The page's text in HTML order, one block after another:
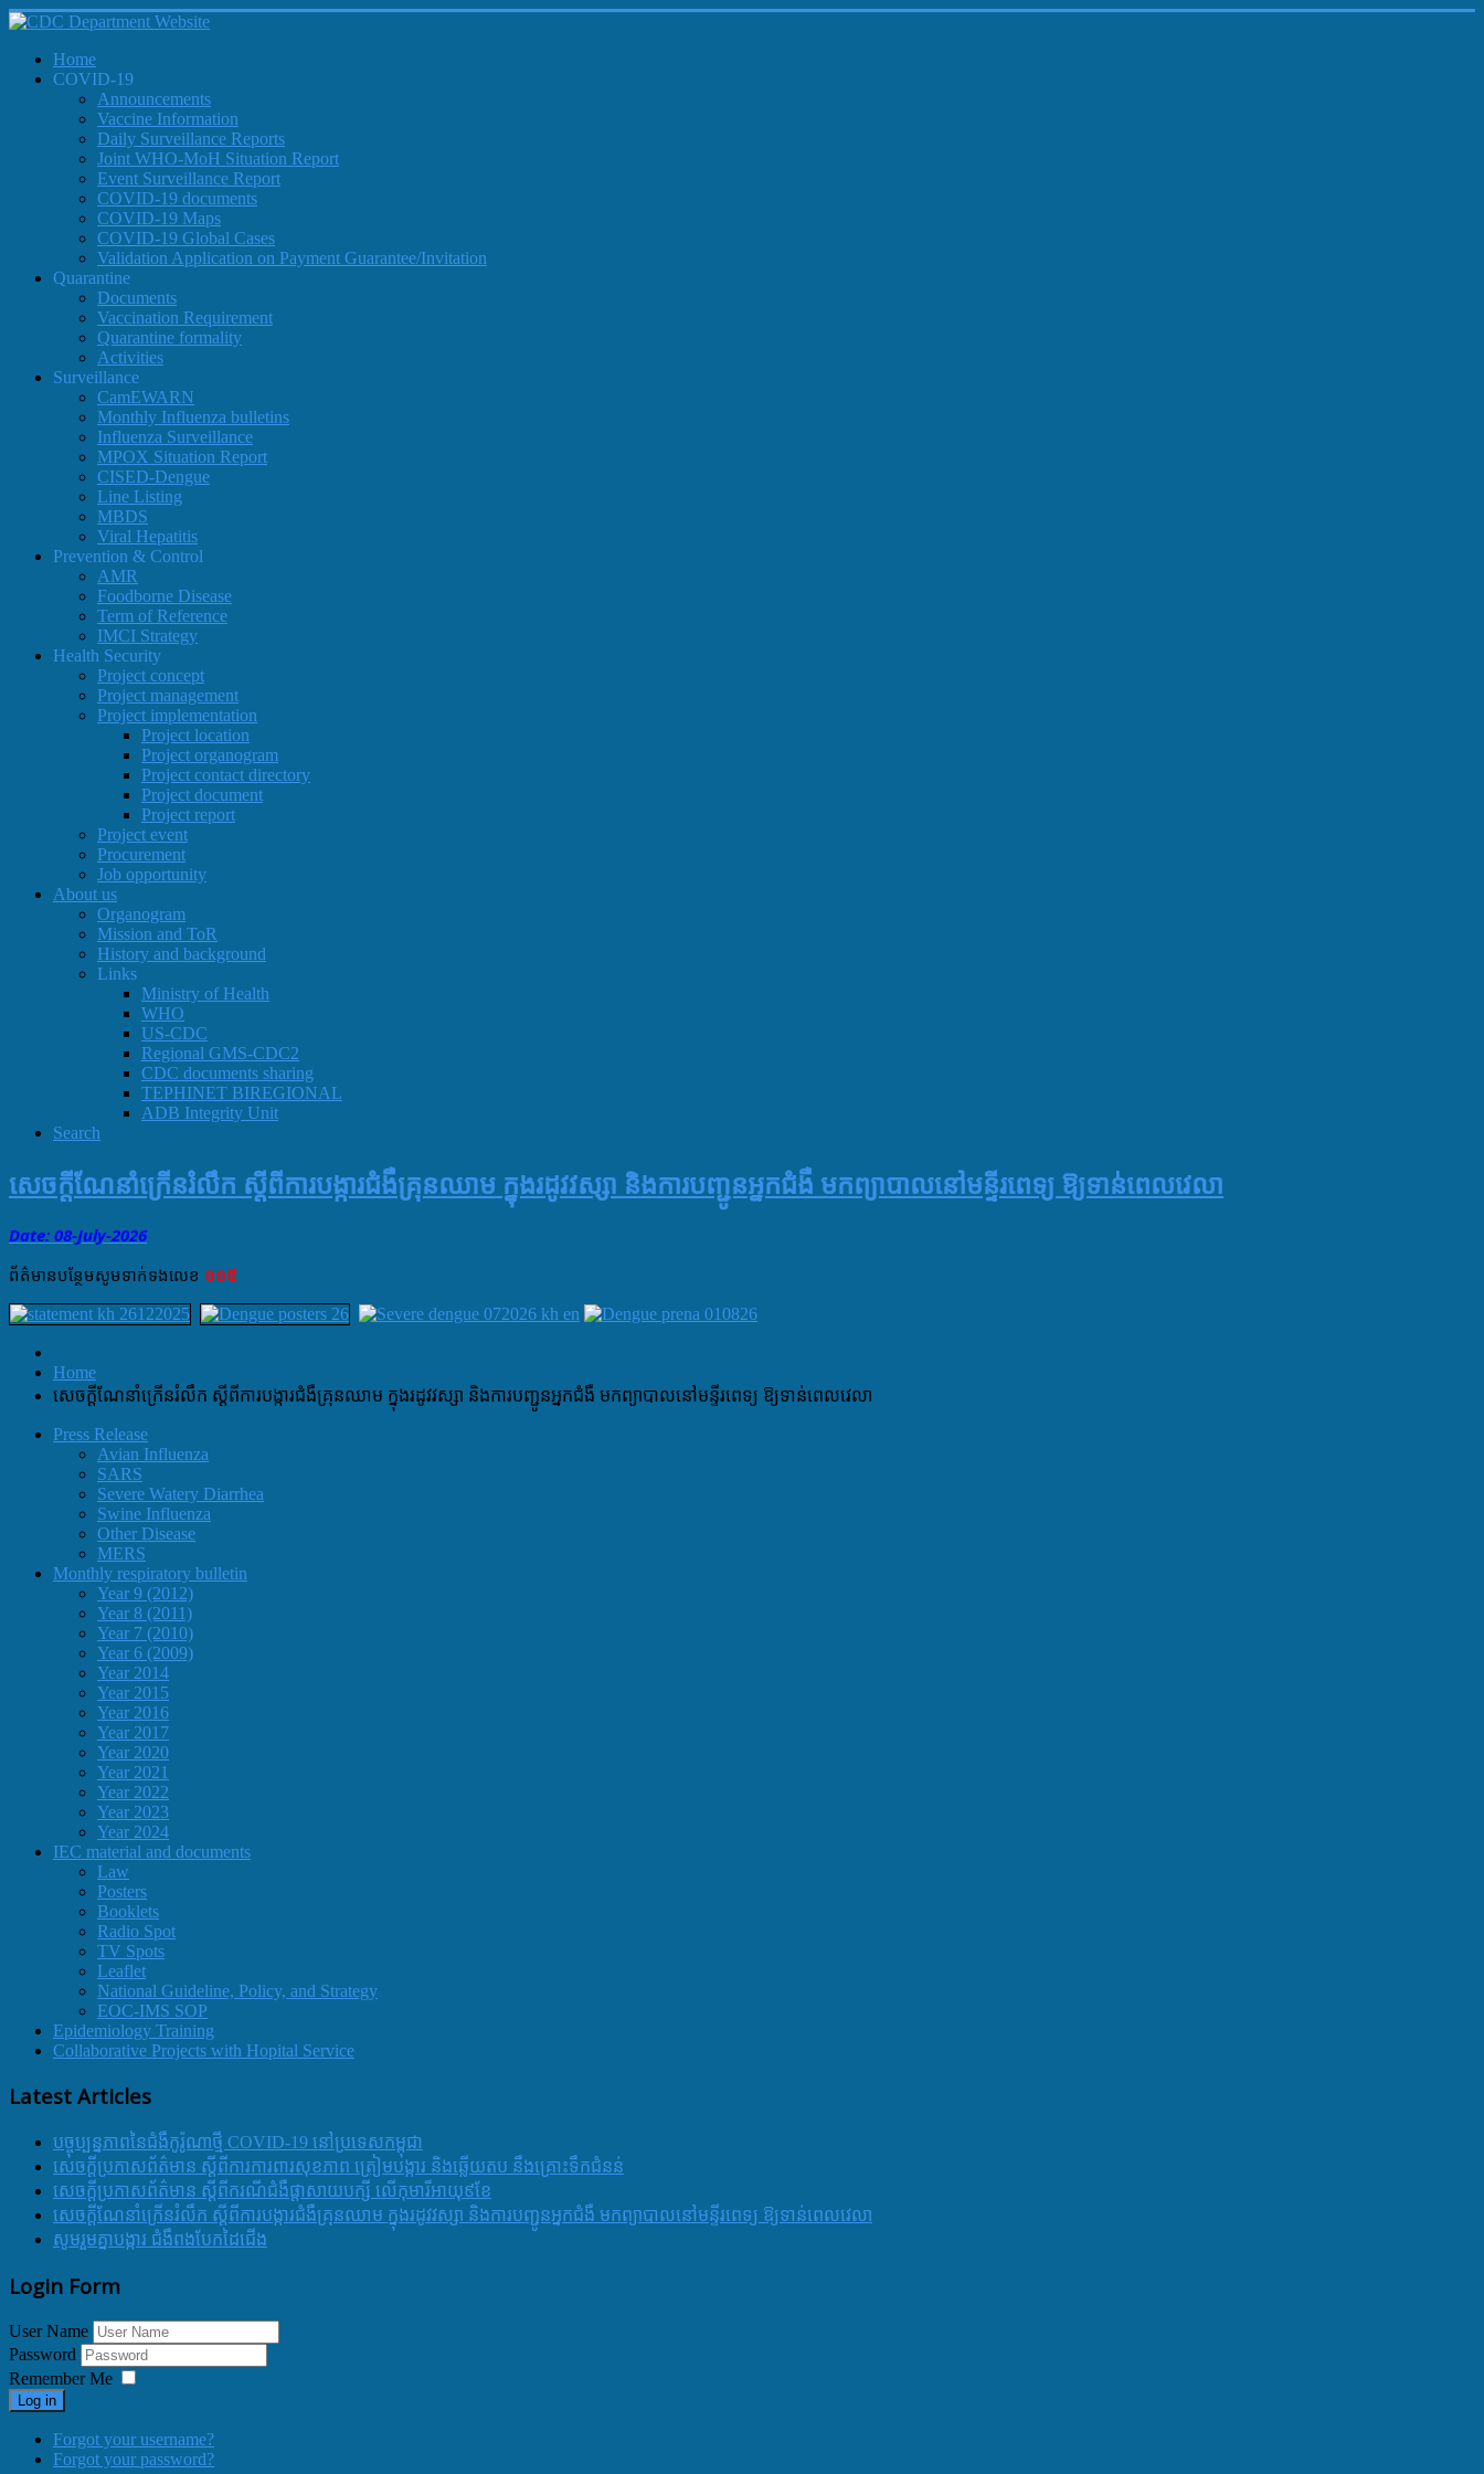
Home
COVID-19
Announcements
Vaccine Information
Daily Surveillance Reports
Joint WHO-MoH Situation Report
Event Surveillance Report
COVID-19 documents
COVID-19 Maps
COVID-19 Global Cases
Validation Application on Payment Guarantee/Invitation
Quarantine
Documents
Vaccination Requirement
Quarantine formality
Activities
Surveillance
CamEWARN
Monthly Influenza bulletins
Influenza Surveillance
MPOX Situation Report
CISED-Dengue
Line Listing
MBDS
Viral Hepatitis
Prevention & Control
AMR
Foodborne Disease
Term of Reference
IMCI Strategy
Health Security
Project concept
Project management
Project implementation
Project location
Project organogram
Project contact directory
Project document
Project report
Project event
Procurement
Job opportunity
About us
Organogram
Mission and ToR
History and background
Links
Ministry of Health
WHO
US-CDC
Regional GMS-CDC2
CDC documents sharing
TEPHINET BIREGIONAL
ADB Integrity Unit
Search
សេចក្ដីណែនាំក្រើនរំលឹក ស្ដីពីការបង្ការជំងឺគ្រុនឈាម ក្នុងរដូវវស្សា និងការបញ្ជូនអ្នកជំងឺ មកព្យាបាលនៅមន្ទីរពេទ្យ ឱ្យទាន់ពេលវេលា
Date: 08-July-2026
ព័ត៌មាន​បន្ថែម​សូម​ទាក់ទង​លេខ​ ១១៥
Home
សេចក្ដីណែនាំក្រើនរំលឹក ស្ដីពីការបង្ការជំងឺគ្រុនឈាម ក្នុងរដូវវស្សា និងការបញ្ជូនអ្នកជំងឺ មកព្យាបាលនៅមន្ទីរពេទ្យ ឱ្យទាន់ពេលវេលា
Press Release
Avian Influenza
SARS
Severe Watery Diarrhea
Swine Influenza
Other Disease
MERS
Monthly respiratory bulletin
Year 9 (2012)
Year 8 (2011)
Year 7 (2010)
Year 6 (2009)
Year 2014
Year 2015
Year 2016
Year 2017
Year 2020
Year 2021
Year 2022
Year 2023
Year 2024
IEC material and documents
Law
Posters
Booklets
Radio Spot
TV Spots
Leaflet
National Guideline, Policy, and Strategy
EOC-IMS SOP
Epidemiology Training
Collaborative Projects with Hopital Service
Latest Articles
បច្ចុប្បន្នភាពនៃជំងឺកូរ៉ូណាថ្មី COVID-19 នៅប្រទេសកម្ពុជា
សេចក្តីប្រកាសព័ត៌មាន ស្តីពីការការពារសុខភាព ត្រៀមបង្ការ និងឆ្លើយតប នឹងគ្រោះទឹកជំនន់
សេចក្តីប្រកាសព័ត៌មាន ស្តីពីករណីជំងឺផ្តាសាយបក្សី លើកុមារីអាយុ៩ខែ
សេចក្ដីណែនាំក្រើនរំលឹក ស្ដីពីការបង្ការជំងឺគ្រុនឈាម ក្នុងរដូវវស្សា និងការបញ្ជូនអ្នកជំងឺ មកព្យាបាលនៅមន្ទីរពេទ្យ ឱ្យទាន់ពេលវេលា
សូមរួមគ្នាបង្ការ ជំងឺពងបែកដៃជើង
Login Form
User Name
Password
Remember Me
Log in
Forgot your username?
Forgot your password?